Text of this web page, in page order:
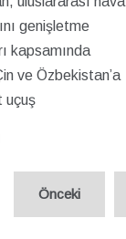
genişletme
kapsamında
ve Özbekistan’a
uçuş
Önceki